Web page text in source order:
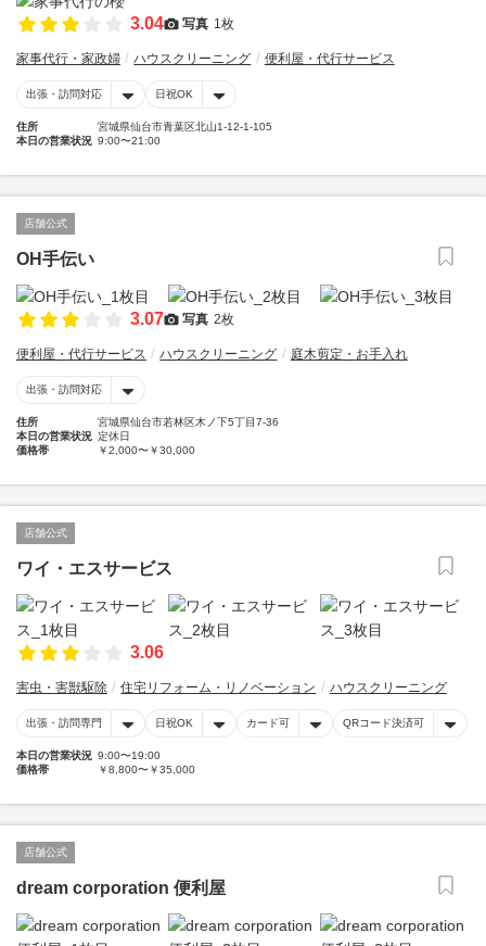
3.04 写真 1枚
家事代行・家政婦 ハウスクリーニング 便利屋・代行サービス
出張・訪問対応 日祝OK
住所
宮城県仙台市青葉区北山1-12-1-105
本日の営業状況 9:00〜21:00
店舗公式
OH手伝い
3.07 写真 2枚
便利屋・代行サービス ハウスクリーニング 庭木剪定・お手入れ
出張・訪問対応
住所
宮城県仙台市若林区木ノ下5丁目7-36
本日の営業状況 定休日
価格帯
￥2,000〜￥30,000
店舗公式
ワイ・エスサービス
3.06
害虫・害獣駆除 住宅リフォーム・リノベーション ハウスクリーニング
出張・訪問専門 日祝OK カード可 QRコード決済可
本日の営業状況 9:00〜19:00
価格帯
￥8,800〜￥35,000
店舗公式
dream corporation 便利屋